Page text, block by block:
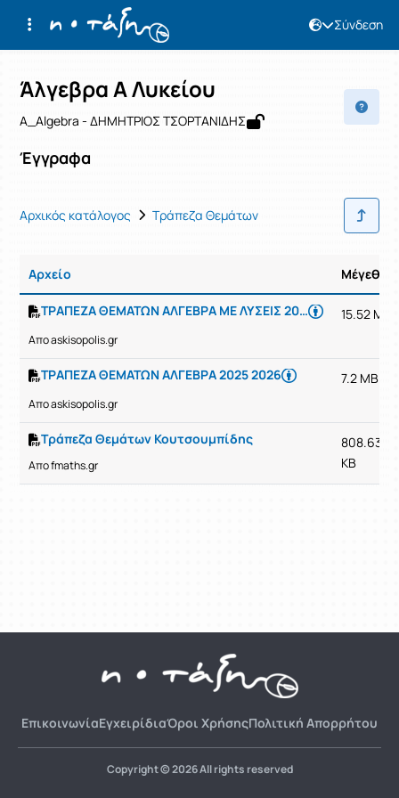
Σύνδεση
Αρχική Σελίδα
Μάθημα : Άλγεβρα Α Λυκείου
Κωδικός : 4703015218
Άλγεβρα Α Λυκείου
A_Algebra - ΔΗΜΗΤΡΙΟΣ ΤΣΟΡΤΑΝΙΔΗΣ
Έγγραφα
Αρχικός κατάλογος Τράπεζα Θεμάτων
Αρχείο Μέγεθος
ΤΡΑΠΕΖΑ ΘΕΜΑΤΩΝ ΑΛΓΕΒΡΑ ΜΕ ΛΥΣΕΙΣ 2025 2025
Απο askisopolis.gr
15.52 MB
ΤΡΑΠΕΖΑ ΘΕΜΑΤΩΝ ΑΛΓΕΒΡΑ 2025 2026
Απο askisopolis.gr
7.2 MB
Tράπεζα Θεμάτων Κουτσουμπίδης
Απο fmaths.gr
808.63
KB
ΕπικοινωνίαΕγχειρίδιαΌροι ΧρήσηςΠολιτική Απορρήτου
Copyright © 2026 All rights reserved